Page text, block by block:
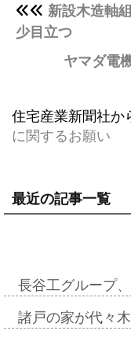
新設木造軸
少目立つ
ヤマダ電
住宅産業新聞社か
に関するお願い
最近の記事一覧
長谷工グループ
諸戸の家が代々